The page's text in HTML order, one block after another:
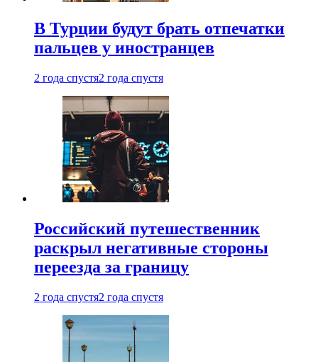
В Турции будут брать отпечатки
пальцев у иностранцев
2 года спустя2 года спустя
Российский путешественник
раскрыл негативные стороны
переезда за границу
2 года спустя2 года спустя